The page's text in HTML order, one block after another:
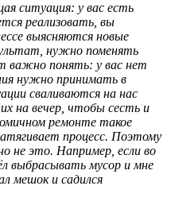
ситуация: у вас есть
реализовать, вы
выясняются новые
нужно поменять
важно понять: у вас нет
нужно принимать в
сваливаются на нас
на вечер, чтобы сесть и
ремонте такое
процесс. Поэтому
не это. Например, если во
выбрасывать мусор и мне
мешок и садился